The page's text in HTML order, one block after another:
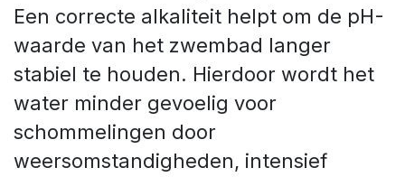
Een correcte alkaliteit helpt om de pH-
waarde van het zwembad langer
stabiel te houden. Hierdoor wordt het
water minder gevoelig voor
schommelingen door
weersomstandigheden, intensief